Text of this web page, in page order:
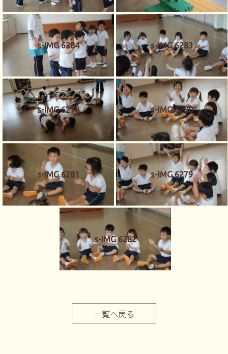
s-IMG 6284 s-IMG 6283
s-IMG 6278 s-IMG 6280
s-IMG 6281 s-IMG 6279
s-IMG 6282
一覧へ戻る